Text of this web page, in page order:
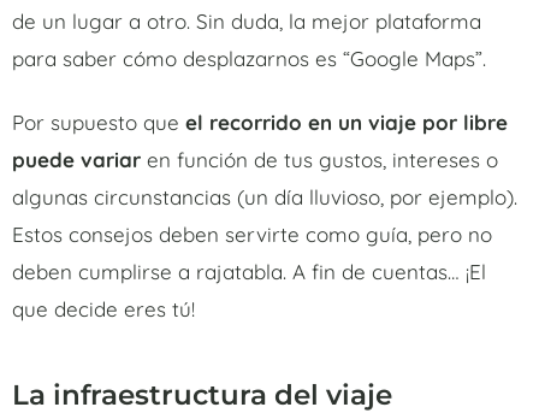
de un lugar a otro. Sin duda, la mejor plataforma
para saber cómo desplazarnos es “Google Maps”.
Por supuesto que el recorrido en un viaje por libre
puede variar en función de tus gustos, intereses o
algunas circunstancias (un día lluvioso, por ejemplo).
Estos consejos deben servirte como guía, pero no
deben cumplirse a rajatabla. A fin de cuentas… ¡El
que decide eres tú!
La infraestructura del viaje